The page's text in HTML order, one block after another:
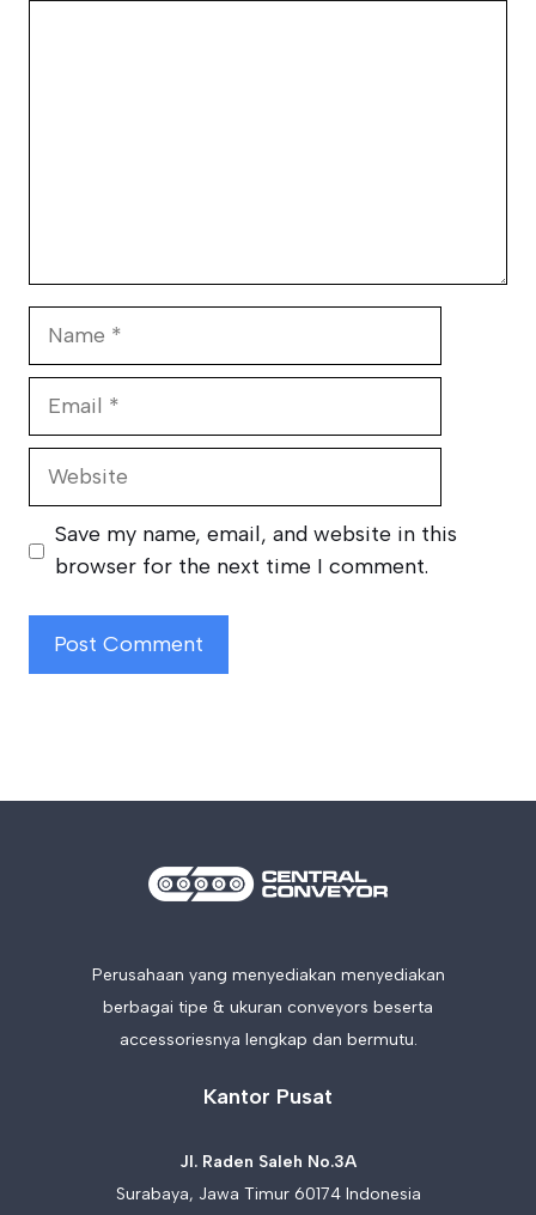
Website
Save my name, email, and website in this
browser for the next time I comment.
Perusahaan yang menyediakan menyediakan
berbagai tipe & ukuran conveyors beserta
accessoriesnya lengkap dan bermutu.
Kantor Pusat
Jl. Raden Saleh No.3A
Surabaya, Jawa Timur 60174 Indonesia